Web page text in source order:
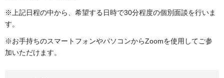
※上記日程の中から、希望する日時で30分程度の個別面談を行いま
す。
※お手持ちのスマートフォンやパソコンからZoomを使用してご参
加いただけます。